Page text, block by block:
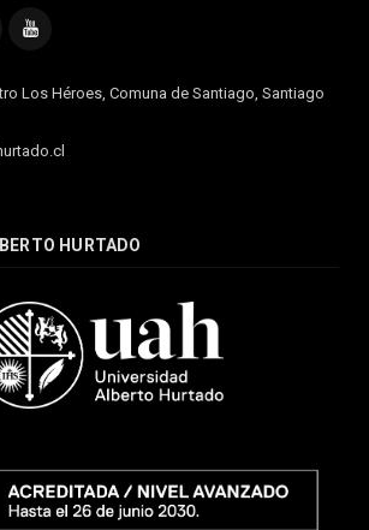
YouTube
Los Héroes, Comuna de Santiago, Santiago
HURTADO